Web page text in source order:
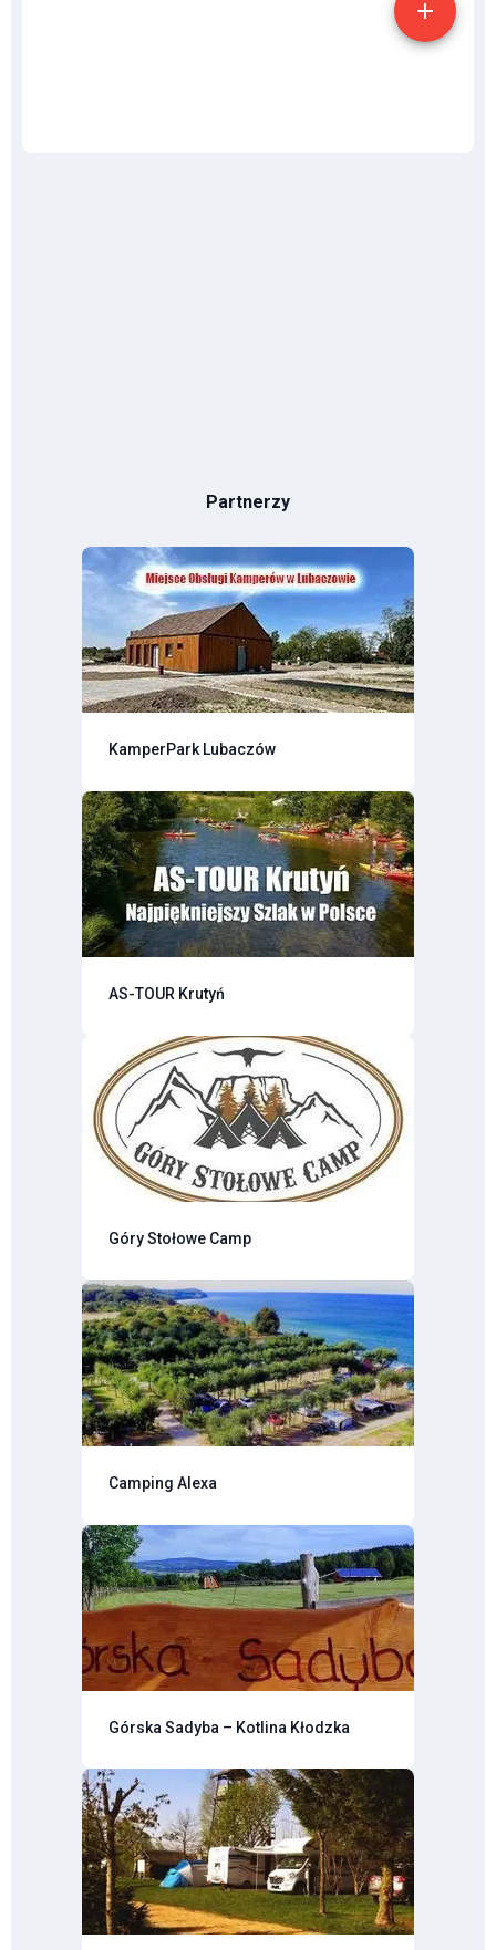
Partnerzy
KamperPark Lubaczów
AS-TOUR Krutyń
Góry Stołowe Camp
Camping Alexa
Górska Sadyba – Kotlina Kłodzka